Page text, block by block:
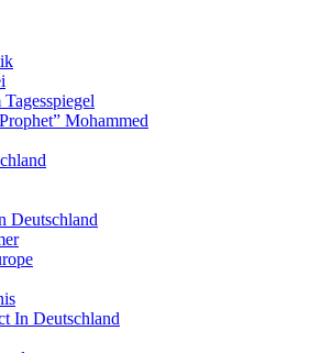
Mohammed
Deutschland
In Deutschland